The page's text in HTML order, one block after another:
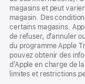
magasins et peut
magasin. Des
certains magasins.
de refuser, d’annuler
du programme Apple
pouvez obtenir des
d’Apple en charge de
limites et restrictions